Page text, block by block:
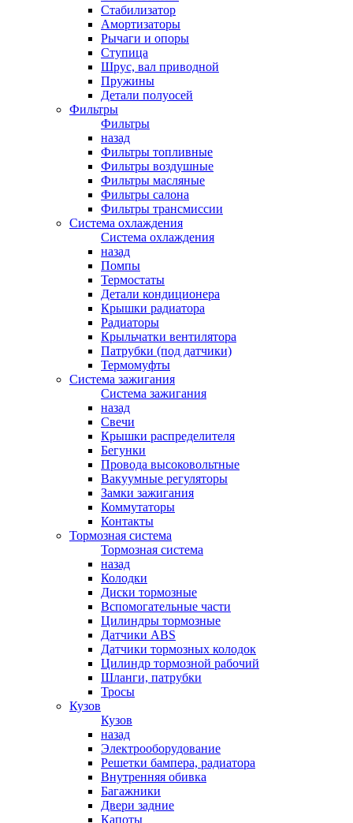
Стабилизатор
Амортизаторы
Рычаги и опоры
Ступица
Шрус, вал приводной
Пружины
Детали полуосей
Фильтры
Фильтры
назад
Фильтры топливные
Фильтры воздушные
Фильтры масляные
Фильтры салона
Фильтры трансмиссии
Система охлаждения
Система охлаждения
назад
Помпы
Термостаты
Детали кондиционера
Крышки радиатора
Радиаторы
Крыльчатки вентилятора
Патрубки (под датчики)
Термомуфты
Система зажигания
Система зажигания
назад
Свечи
Крышки распределителя
Бегунки
Провода высоковольтные
Вакуумные регуляторы
Замки зажигания
Коммутаторы
Контакты
Тормозная система
Тормозная система
назад
Колодки
Диски тормозные
Вспомогательные части
Цилиндры тормозные
Датчики ABS
Датчики тормозных колодок
Цилиндр тормозной рабочий
Шланги, патрубки
Тросы
Кузов
Кузов
назад
Электрооборудование
Решетки бампера, радиатора
Внутренняя обивка
Багажники
Двери задние
Капоты